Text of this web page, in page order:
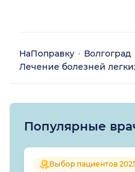
НаПоправку Волгоград
Лечение болезней
Популярные
Выбор пациентов